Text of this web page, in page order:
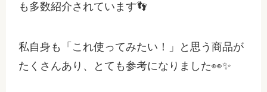
も多数紹介されています👣
私自身も「これ使ってみたい！」と思う商品が
たくさんあり、とても参考になりました👀✨